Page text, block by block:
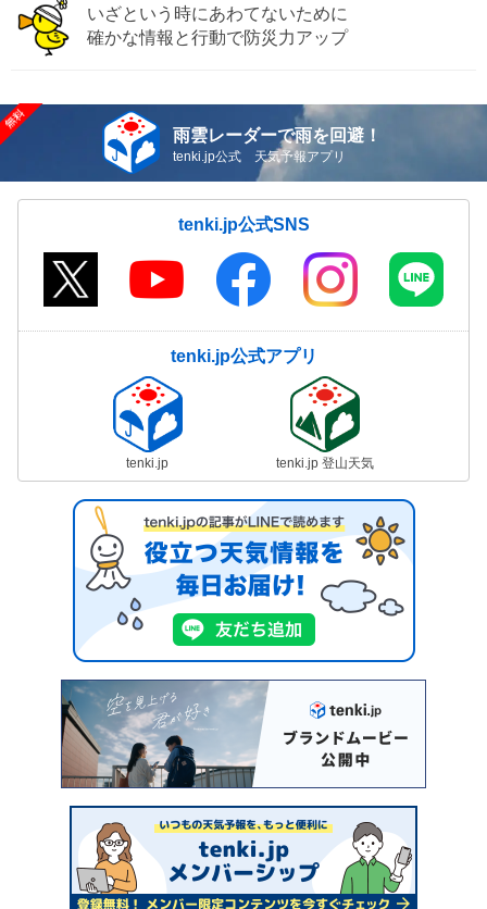
いざという時にあわてないために
確かな情報と行動で防災力アップ
雨雲レーダーで雨を回避！
tenki.jp公式 天気予報アプリ
tenki.jp公式SNS
tenki.jp公式アプリ
tenki.jp tenki.jp 登山天気